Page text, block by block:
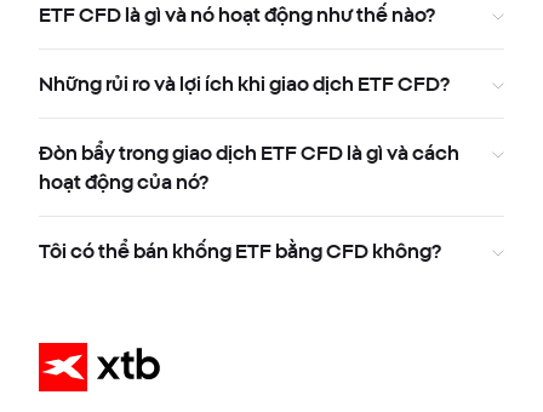
ETF CFD là gì và nó hoạt động như thế nào?
Những rủi ro và lợi ích khi giao dịch ETF CFD?
Đòn bẩy trong giao dịch ETF CFD là gì và cách
hoạt động của nó?
Tôi có thể bán khống ETF bằng CFD không?